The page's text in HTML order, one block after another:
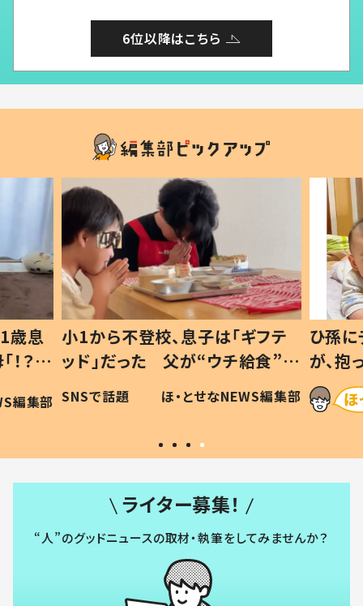
6位以降はこちら
歳息
？」
編集部
小1から不登校、息子は「ギフテ
ッド」だった 父が“ウチ給食”を
作り続ける理由とは #令和の親
#令和の子
SNSで話題 ほ・とせなNEWS編集部
ひ孫
が、
「涙が
い」
ライター募集！
“人”のグッドニュースの取材・執筆をしてみませんか？